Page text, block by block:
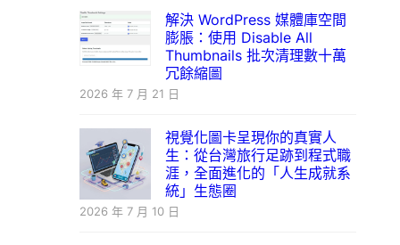
解決 WordPress 媒體庫空間
膨脹：使用 Disable All
Thumbnails 批次清理數十萬
冗餘縮圖
2026 年 7 月 21 日
視覺化圖卡呈現你的真實人
生：從台灣旅行足跡到程式職
涯，全面進化的「人生成就系
統」生態圈
2026 年 7 月 10 日